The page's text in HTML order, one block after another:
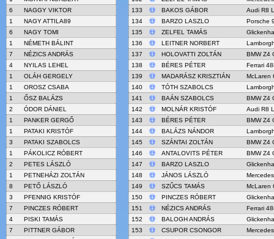
6
NAGGY VIKTOR
1
NAGY ATTILA89
6
NAGY TOMI
1
NÉMETH BÁLINT
7
NÉZICS ANDRÁS
4
NYILAS LEHEL
1
OLÁH GERGELY
1
OROSZ CSABA
1
ŐSZ BALÁZS
2
ÓDOR DÁNIEL
1
PANKER GERGŐ
1
PATAKI KRISTÓF
3
PATAKI SZABOLCS
1
PÁKOLICZ RÓBERT
2
PETES LÁSZLÓ
1
PETNEHÁZI ZOLTÁN
8
PETŐ LÁSZLÓ
3
PFENNIG KRISTÓF
7
PINCZES RÓBERT
4
PISKI TAMÁS
7
PITTNER GÁBOR
133
BAKOS GÁBOR
Audi R8
134
BARZO LASZLO
Porsche
135
ZELFEL TAMÁS
136
LEITNER NORBERT
137
HOLOVATTI ZOLTÁN
BMW Z4
138
BÉRES PÉTER
Ferrari
139
MADARÁSZ KRISZTIÁN
McLaren
140
TÓTH SZABOLCS
141
BAÁN SZABOLCS
BMW Z4
142
MOLNÁR KRISTÓF
Audi R8
143
BÉRES PÉTER
BMW Z4
144
BALÁZS NÁNDOR
145
SZÁNTAI ZOLTÁN
BMW Z4
146
ANTALOVITS PÉTER
BMW Z4
147
BARZO LASZLO
148
JÁNOS LÁSZLÓ
149
SZŰCS TAMÁS
McLaren
150
PINCZES RÓBERT
151
NÉZICS ANDRÁS
Ferrari
152
BALOGH ANDRÁS
153
CSUPOR CSONGOR